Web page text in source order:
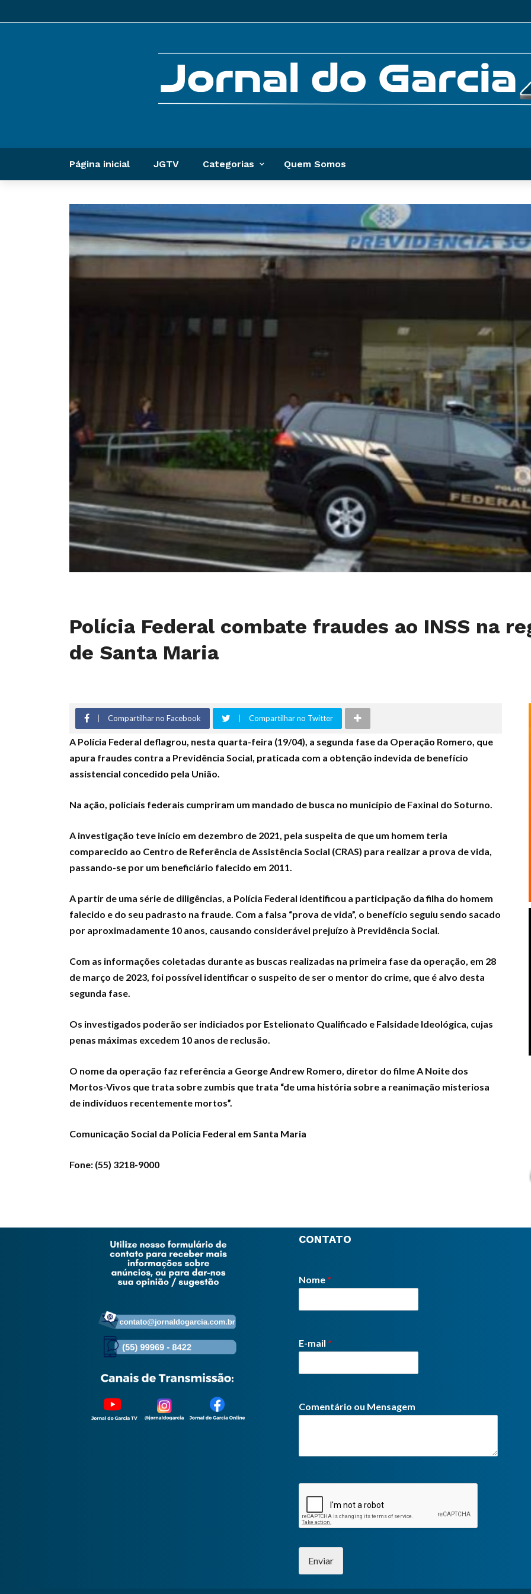
Página inicial JGTV Categorias Quem Somos
Polícia Federal combate fraudes ao INSS na
de Santa Maria
Compartilhar no Facebook Compartilhar no Twitter
A Polícia Federal deflagrou, nesta quarta-feira (19/04), a segunda fase da Operação Romero, que
apura fraudes contra a Previdência Social, praticada com a obtenção indevida de benefício
assistencial concedido pela União.
Na ação, policiais federais cumpriram um mandado de busca no município de Faxinal do Soturno.
A investigação teve início em dezembro de 2021, pela suspeita de que um homem teria
comparecido ao Centro de Referência de Assistência Social (CRAS) para realizar a prova de vida,
passando-se por um beneficiário falecido em 2011.
A partir de uma série de diligências, a Polícia Federal identificou a participação da filha do homem
falecido e do seu padrasto na fraude. Com a falsa “prova de vida”, o benefício seguiu sendo sacado
por aproximadamente 10 anos, causando considerável prejuízo à Previdência Social.
Com as informações coletadas durante as buscas realizadas na primeira fase da operação, em 28
de março de 2023, foi possível identificar o suspeito de ser o mentor do crime, que é alvo desta
segunda fase.
Os investigados poderão ser indiciados por Estelionato Qualificado e Falsidade Ideológica, cujas
penas máximas excedem 10 anos de reclusão.
O nome da operação faz referência a George Andrew Romero, diretor do filme A Noite dos
Mortos-Vivos que trata sobre zumbis que trata “de uma história sobre a reanimação misteriosa
de indivíduos recentemente mortos”.
Comunicação Social da Polícia Federal em Santa Maria
Fone: (55) 3218-9000
CONTATO
Nome*
E-mail *
Comentário ou Mensagem
Enviar